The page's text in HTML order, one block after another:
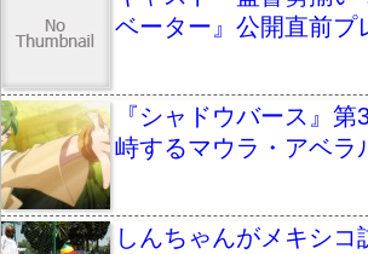
ベーター』公開直前プ
『シャドウバース』
峙するマウラ・アベラ
しんちゃんがメキシ